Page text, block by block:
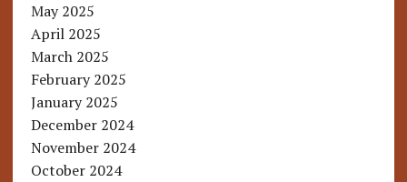
May 2025
April 2025
March 2025
February 2025
January 2025
December 2024
November 2024
October 2024